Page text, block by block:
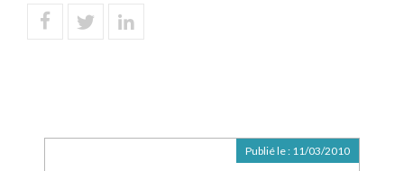
Publié le : 11/03/2010